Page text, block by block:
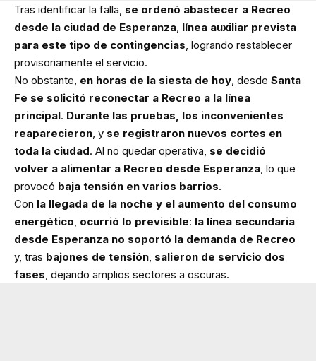
Tras identificar la falla, se ordenó abastecer a Recreo
desde la ciudad de Esperanza, línea auxiliar prevista
para este tipo de contingencias, logrando restablecer
provisoriamente el servicio.
No obstante, en horas de la siesta de hoy, desde Santa
Fe se solicitó reconectar a Recreo a la línea
principal. Durante las pruebas, los inconvenientes
reaparecieron, y se registraron nuevos cortes en
toda la ciudad. Al no quedar operativa, se decidió
volver a alimentar a Recreo desde Esperanza, lo que
provocó baja tensión en varios barrios.
Con la llegada de la noche y el aumento del consumo
energético, ocurrió lo previsible: la línea secundaria
desde Esperanza no soportó la demanda de Recreo
y, tras bajones de tensión, salieron de servicio dos
fases, dejando amplios sectores a oscuras.